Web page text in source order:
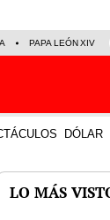
PAPA LEÓN XIV
DÓLAR
LO MÁS